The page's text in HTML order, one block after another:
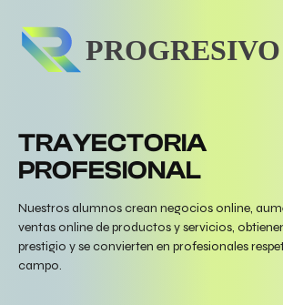
TRAYECTORIA
PROFESIONAL
Nuestros alumnos crean negocios online,
ventas online de productos y servicios,
prestigio y se convierten en profesionales
campo.